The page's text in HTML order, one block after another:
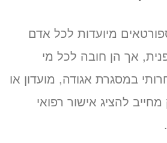
זימון תור אונליין
לד״ר אירינה עמנואל
ב-3 שלבים קצרים
(לא נדרש כרטיס אשראי)
פנויים. לחצו לבחירת
מיועדות לכל אדם
אך הן חובה לכל מי
במסגרת אגודה, מועדון או
להציג אישור רפואי